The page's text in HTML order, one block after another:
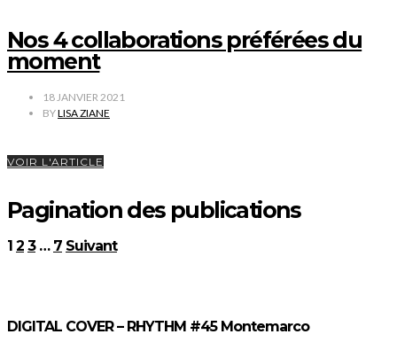
Nos 4 collaborations préférées du
moment
18 JANVIER 2021
BYLISA ZIANE
VOIR L'ARTICLE
Pagination des publications
1 2 3 … 7 Suivant
DIGITAL COVER – RHYTHM #45 Montemarco